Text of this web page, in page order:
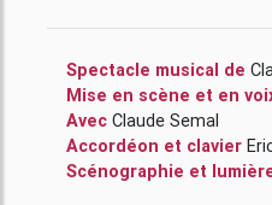
Spectacle musical de
Mise en scène et en
Avec Claude Semal
Accordéon et clavier
Scénographie et